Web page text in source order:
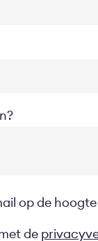
op de
de